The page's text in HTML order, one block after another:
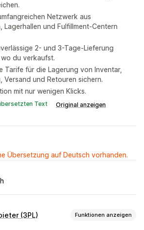
Netzwerk aus
Lagerhallen und Fulfillment-Centern
2- und 3-Tage-Lieferung
du verkaufst.
Tarife für die Lagerung von Inventar,
Versand und Retouren sichern.
mit nur wenigen Klicks.
Text Original anzeigen
Übersetzung auf Deutsch vorhanden.
(3PL) Funktionen anzeigen